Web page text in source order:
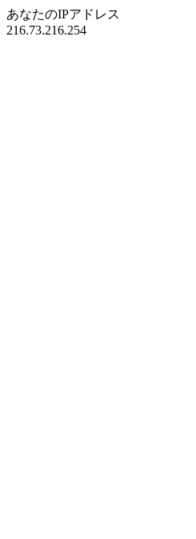
あなたのIPアドレス
216.73.216.254